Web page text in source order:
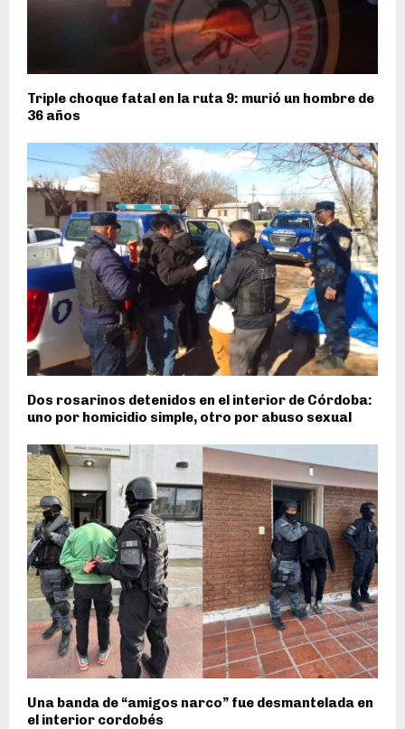
Triple choque fatal en la ruta 9: murió un hombre de
36 años
Dos rosarinos detenidos en el interior de Córdoba:
uno por homicidio simple, otro por abuso sexual
Una banda de “amigos narco” fue desmantelada en
el interior cordobés